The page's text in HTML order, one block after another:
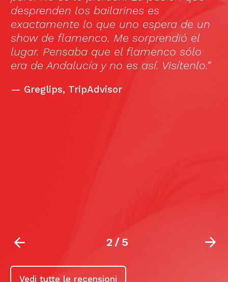
desprenden los bailarines es
exactamente lo que uno espera de un
show de flamenco. Me sorprendió el
lugar. Pensaba que el flamenco sólo
era de Andalucía y no es así. Visítenlo.”
— Greglips, TripAdvisor
2/5
Vedi tutte le recensioni